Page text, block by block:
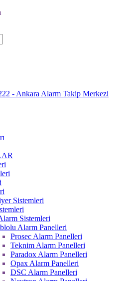
Sistemleri
Sistemleri
Alarm Panelleri
Prosec Alarm Panelleri
Teknim Alarm Panelleri
Paradox Alarm Panelleri
Opax Alarm Panelleri
DSC Alarm Panelleri